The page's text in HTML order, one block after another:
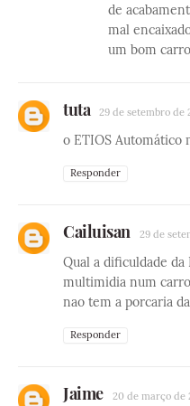
de
mal
um bom
tuta 29 de setembro de
o ETIOS Automático
Responder
Cailuisan 29 de
Qual a dificuldade
multimidia num
nao tem a porcaria
Responder
Jaime 20 de março de